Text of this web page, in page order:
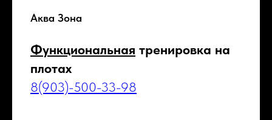
Аква Зона
Функциональная тренировка на
плотах
8(903)-500-33-98